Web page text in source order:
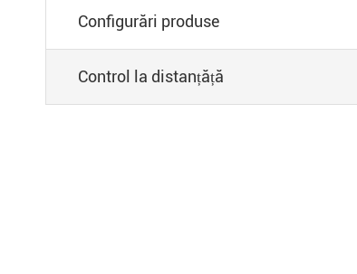
Configurări produse
Control la distanțăță